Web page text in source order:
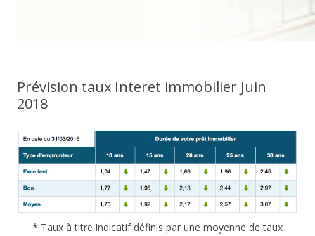
Prévision taux Interet immobilier Juin
2018
* Taux à titre indicatif définis par une moyenne de taux